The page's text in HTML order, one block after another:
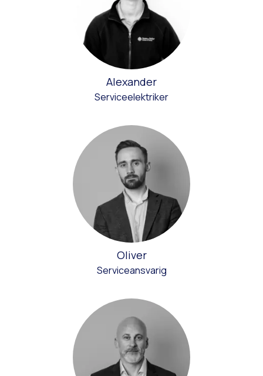
Alexander
Serviceelektriker
Oliver
Serviceansvarig